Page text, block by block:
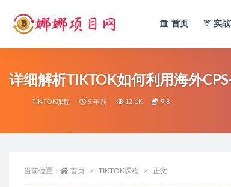
首页 实战
详细解析TIKTOK如何利用海外
TIKTOK课程 5 年前 12.1K 9.8
当前位置： 首页 TIKTOK课程 正文